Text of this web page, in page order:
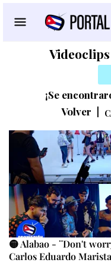
¡Se
Volver
🟡 Alabao - ¨Don't
Carlos Eduardo